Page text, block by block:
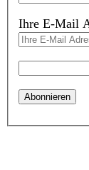
Ihre E-Mail